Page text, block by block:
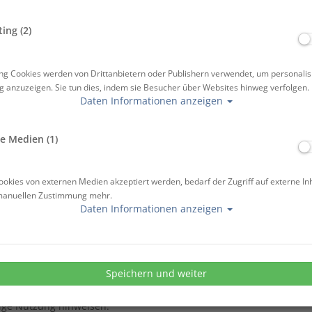
Personenbezogene Daten sind hierbei alle Daten, mit
Website im Sinne der Datenschutz-Grundverordnung
E-Mail: info@atlantis-berlin.de. Der für die Verarbeitung von
oder gemeinsam mit anderen über die Zwecke und Mittel der
Website
also wenn Sie sich nicht registrieren oder uns
(sog. „Server-Logfiles“). Wenn Sie unsere Website
auf Basis unseres berechtigten Interesses an der
der Daten findet nicht statt. Wir behalten uns allerdings
Nutzung hinweisen.
(2)
Cookies werden von Drittanbietern oder Publishern verwendet, um
anzuzeigen. Sie tun dies, indem sie Besucher über Websites hinweg verfolgen.
Daten Informationen anzeigen
Medien (1)
von externen Medien akzeptiert werden, bedarf der Zugriff auf externe
Zustimmung mehr.
Daten Informationen anzeigen
Speichern und weiter